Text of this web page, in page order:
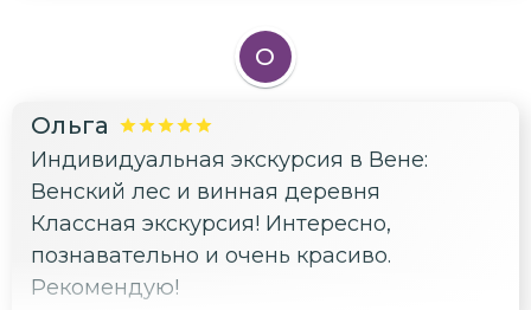
О
Ольга
Индивидуальная экскурсия в Вене:
Венский лес и винная деревня
Классная экскурсия! Интересно,
познавательно и очень красиво.
Рекомендую!